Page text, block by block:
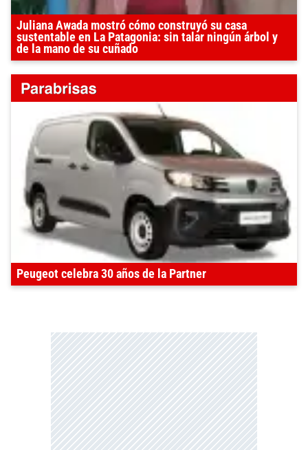
Juliana Awada mostró cómo construyó su casa
sustentable en La Patagonia: sin talar ningún árbol y
de la mano de su cuñado
Peugeot celebra 30 años de la Partner